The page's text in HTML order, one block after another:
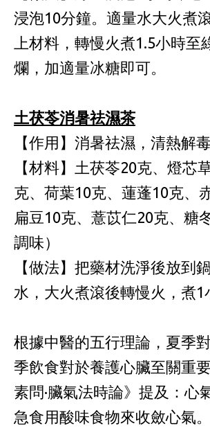
浸泡10分鐘。適量水大火煮
上材料，轉慢火煮1.5小時至
爛，加適量冰糖即可。
土茯苓消暑祛濕茶
【作用】消暑祛濕，清熱解毒
【材料】土茯苓20克、燈芯
克、荷葉10克、蓮蓬10克、
扁豆10克、薏苡仁20克、糖
調味）
【做法】把藥材洗淨後放到
水，大火煮滾後轉慢火，煮
根據中醫的五行理論，夏季
季飲食對於養護心臟至關重
素問·臟氣法時論》提及：心
急食用酸味食物來收斂心氣